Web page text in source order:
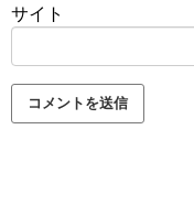
サイト